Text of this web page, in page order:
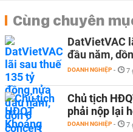
Cùng chuyên
DatVietVAC
đầu năm,
DOANH NGHIỆP - 7
Chủ tịch
phải nộp lại
DOANH NGHIỆP - 7